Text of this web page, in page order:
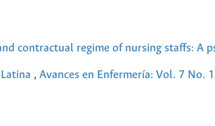
contractual regime of nursing staffs: A
, Avances en Enfermería: Vol. 7 No.